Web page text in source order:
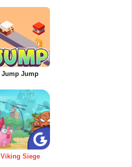
Jump Jump
Viking Siege